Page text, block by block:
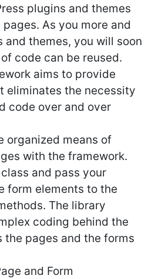
plugins and themes
As you more and
and themes, you will soon
code can be reused.
aims to provide
eliminates the necessity
code over and over
organized means of
with the framework.
and pass your
form elements to the
The library
coding behind the
the pages and the forms
and Form